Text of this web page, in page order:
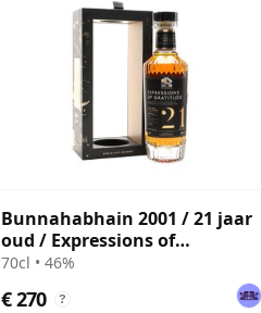
Bunnahabhain 2001 / 21 jaar
oud / Expressions of
Gratitude / Wemyss
70cl • 46%
€ 270 ?